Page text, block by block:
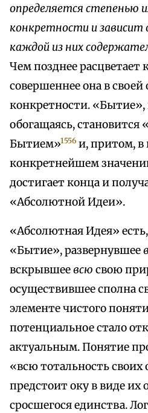
определяется степенью
конкретности и зависит
каждой из них
Чем позднее расцветает
совершеннее она в своей
конкретности. «Бытие»,
обогащаясь,
Бытием»1556 и, притом, в
конкретнейшем
достигает конца и
«Абсолютной Идеи».
«Абсолютная Идея»
«Бытие», развернувшее
вскрывшеевсю свою
осуществившее сполна
элементе чистого
потенциальное стало
актуальным. Понятие
«всю тотальность своих
предстоит оку в виде их
сросшегося единства.